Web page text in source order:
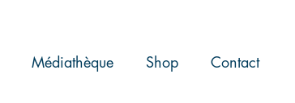
Médiathèque Shop Contact